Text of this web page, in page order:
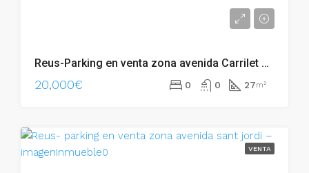
Reus-Parking en venta zona avenida Carrilet – 002.06248
20,000€ 0 0 27m²
VENTA